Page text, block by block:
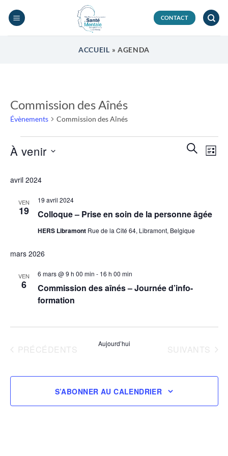
CONTACT
ACCUEIL » AGENDA
Commission des Aînés
Évènements Commission des Aînés
LISTE
À venir
une
avril 2024
VEN
19 Colloque – Prise en soin de la personne âgée
19 avril 2024
HERS Libramont Rue de la Cité 64, Libramont, Belgique
mars 2026
VEN
6
Commission des aînés – Journée d’info-
formation
6 mars @ 9 h 00 min - 16 h 00 min
ÉVÈNEMENTS
PRÉCÉDENTS
Aujourd’hui ÉVÈNEMENTS
SUIVANTS
S’ABONNER AU CALENDRIER